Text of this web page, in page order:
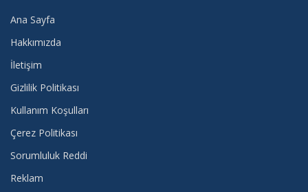
Ana Sayfa
Hakkımızda
İletişim
Gizlilik Politikası
Kullanım Koşulları
Çerez Politikası
Sorumluluk Reddi
Reklam